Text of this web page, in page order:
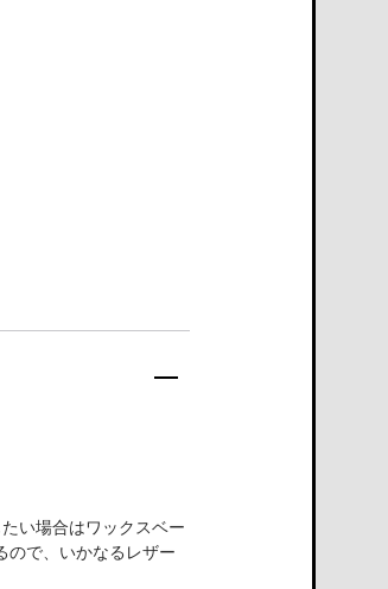
い場合はワックスベー
ので、いかなるレザー